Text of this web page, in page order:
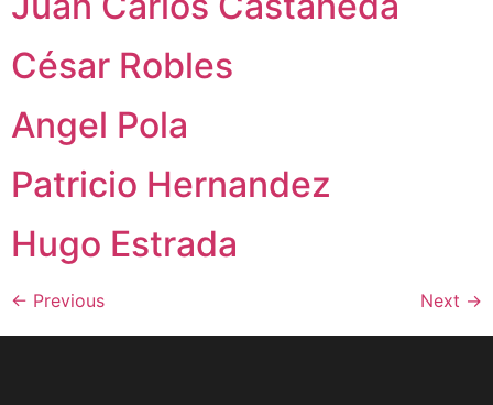
César Robles
Angel Pola
Patricio Hernandez
Hugo Estrada
← Previous Next →